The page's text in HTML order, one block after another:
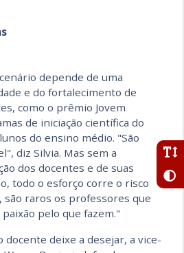
depende de uma
e do fortalecimento de
como o prêmio Jovem
de iniciação científica do
do ensino médio. "São
diz Silvia. Mas sem a
dos docentes e de suas
todo o esforço corre o risco
são raros os professores que
pelo que fazem."
docente deixe a desejar, a vice-